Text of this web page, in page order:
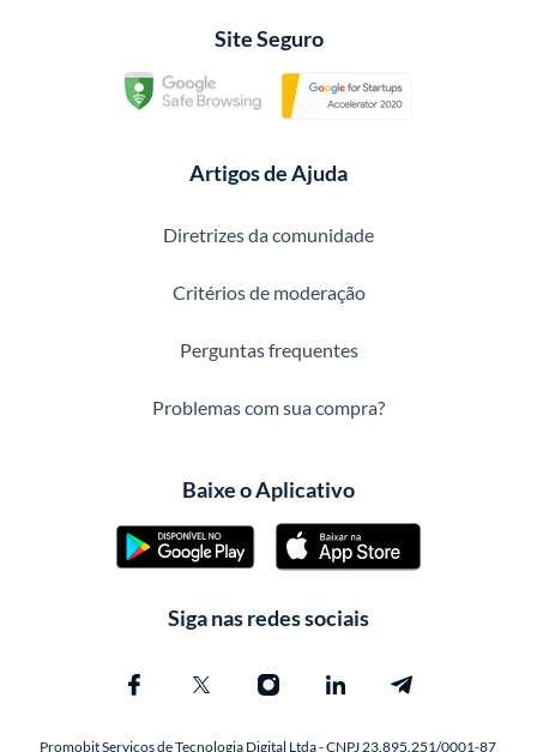
Site Seguro
Artigos de Ajuda
Diretrizes da comunidade
Critérios de moderação
Perguntas frequentes
Problemas com sua compra?
Baixe o Aplicativo
Siga nas redes sociais
Promobit Servicos de Tecnologia Digital Ltda - CNPJ 23.895.251/0001-87